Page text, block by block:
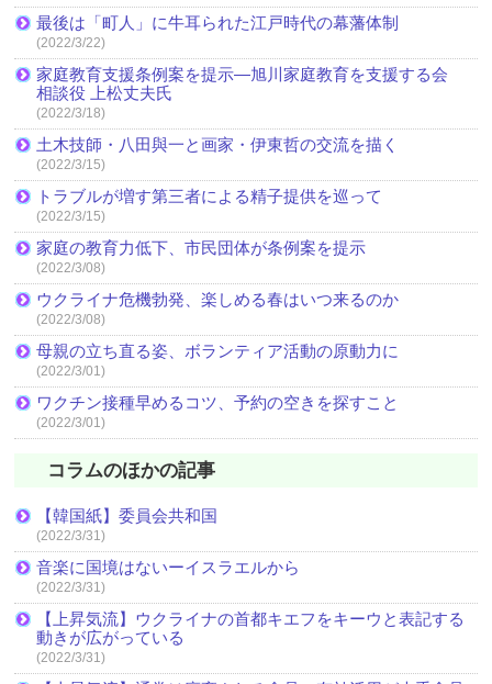
最後は「町人」に牛耳られた江戸時代の幕藩体制
(2022/3/22)
家庭教育支援条例案を提示―旭川家庭教育を支援する会
相談役 上松丈夫氏
(2022/3/18)
土木技師・八田與一と画家・伊東哲の交流を描く
(2022/3/15)
トラブルが増す第三者による精子提供を巡って
(2022/3/15)
家庭の教育力低下、市民団体が条例案を提示
(2022/3/08)
ウクライナ危機勃発、楽しめる春はいつ来るのか
(2022/3/08)
母親の立ち直る姿、ボランティア活動の原動力に
(2022/3/01)
ワクチン接種早めるコツ、予約の空きを探すこと
(2022/3/01)
コラムのほかの記事
【韓国紙】委員会共和国
(2022/3/31)
音楽に国境はないーイスラエルから
(2022/3/31)
【上昇気流】ウクライナの首都キエフをキーウと表記する
動きが広がっている
(2022/3/31)